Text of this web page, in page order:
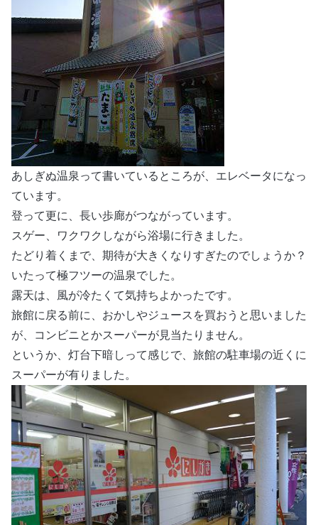
あしぎぬ温泉って書いているところが、エレベータになっ
ています。
登って更に、長い歩廊がつながっています。
スゲー、ワクワクしながら浴場に行きました。
たどり着くまで、期待が大きくなりすぎたのでしょうか？
いたって極フツーの温泉でした。
露天は、風が冷たくて気持ちよかったです。
旅館に戻る前に、おかしやジュースを買おうと思いました
が、コンビニとかスーパーが見当たりません。
というか、灯台下暗しって感じで、旅館の駐車場の近くに
スーパーが有りました。